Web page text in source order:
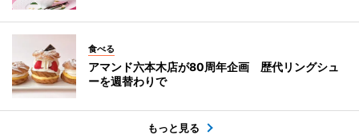
食べる
アマンド六本木店が80周年企画 歴代リングシュ
ーを週替わりで
もっと見る